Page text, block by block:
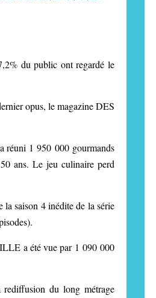
du public ont regardé le
opus, le magazine DES
réuni 1 950 000 gourmands
ans. Le jeu culinaire perd
la saison 4 inédite de la série
a été vue par 1 090 000
rediffusion du long métrage